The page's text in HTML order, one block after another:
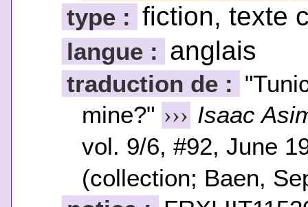
type : fiction, texte
langue : anglais
traduction de :
mine?" ››› Isaac
vol. 9/6, #92, June
(collection; Baen,